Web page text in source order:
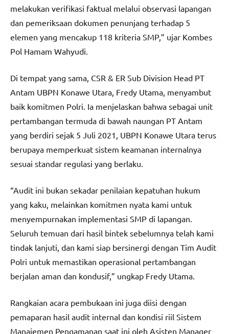
melakukan verifikasi faktual melalui observasi lapangan
dan pemeriksaan dokumen penunjang terhadap 5
elemen yang mencakup 118 kriteria SMP,” ujar Kombes
Pol Hamam Wahyudi.
Di tempat yang sama, CSR & ER Sub Division Head PT
Antam UBPN Konawe Utara, Fredy Utama, menyambut
baik komitmen Polri. Ia menjelaskan bahwa sebagai unit
pertambangan termuda di bawah naungan PT Antam
yang berdiri sejak 5 Juli 2021, UBPN Konawe Utara terus
berupaya memperkuat sistem keamanan internalnya
sesuai standar regulasi yang berlaku.
“Audit ini bukan sekadar penilaian kepatuhan hukum
yang kaku, melainkan komitmen nyata kami untuk
menyempurnakan implementasi SMP di lapangan.
Seluruh temuan dari hasil bintek sebelumnya telah kami
tindak lanjuti, dan kami siap bersinergi dengan Tim Audit
Polri untuk memastikan operasional pertambangan
berjalan aman dan kondusif,” ungkap Fredy Utama.
Rangkaian acara pembukaan ini juga diisi dengan
pemaparan hasil audit internal dan kondisi riil Sistem
Manajemen Pengamanan saat ini oleh Asisten Manager